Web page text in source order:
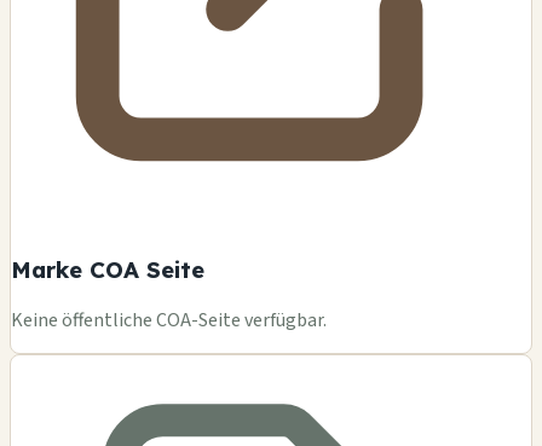
Marke COA Seite
Keine öffentliche COA-Seite verfügbar.